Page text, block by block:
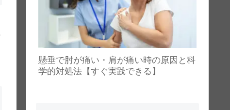
懸垂で肘が痛い・肩が痛い時の原因と科
学的対処法【すぐ実践できる】